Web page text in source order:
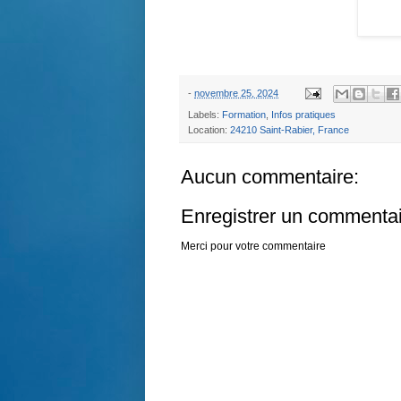
- novembre 25, 2024
Labels: Formation Infos pratiques
Location: 24210 Saint-Rabier, France
Aucun commentaire:
Enregistrer un
Merci pour votre commentaire